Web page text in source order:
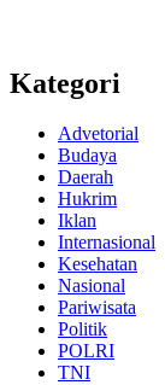
Kategori
Advetorial
Budaya
Daerah
Hukrim
Iklan
Internasional
Kesehatan
Nasional
Pariwisata
Politik
POLRI
TNI